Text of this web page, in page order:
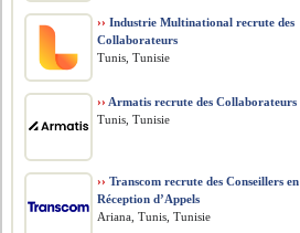
›› Industrie Multinational recrute des
Collaborateurs
Tunis, Tunisie
›› Armatis recrute des Collaborateurs
Tunis, Tunisie
›› Transcom recrute des Conseillers en
Réception d’Appels
Ariana, Tunis, Tunisie